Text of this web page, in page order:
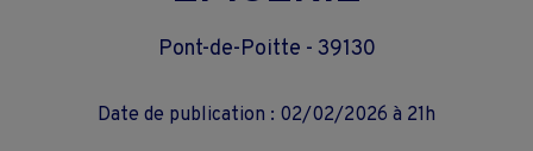
Pont-de-Poitte - 39130
Date de publication : 02/02/2026 à 21h